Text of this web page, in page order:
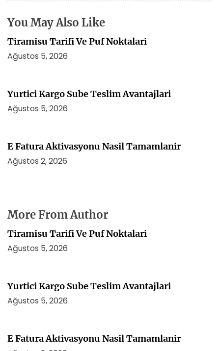
s
i
You May Also Like
Tiramisu Tarifi Ve Puf Noktalari
Ağustos 5, 2026
Yurtici Kargo Sube Teslim Avantajlari
Ağustos 5, 2026
E Fatura Aktivasyonu Nasil Tamamlanir
Ağustos 2, 2026
More From Author
Tiramisu Tarifi Ve Puf Noktalari
Ağustos 5, 2026
Yurtici Kargo Sube Teslim Avantajlari
Ağustos 5, 2026
E Fatura Aktivasyonu Nasil Tamamlanir